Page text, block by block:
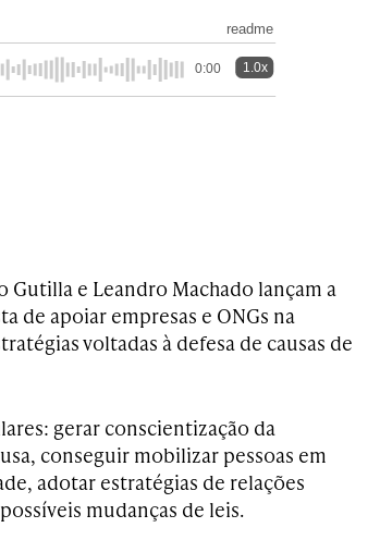
readme
0:00 1.0x
Gutilla e Leandro Machado lançam a
de apoiar empresas e ONGs na
voltadas à defesa de causas de
gerar conscientização da
conseguir mobilizar pessoas em
adotar estratégias de relações
mudanças de leis.